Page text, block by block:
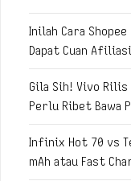
Inilah Cara
Dapat Cuan
Gila Sih! Vivo Rilis
Perlu Ribet Bawa
Infinix Hot 70 vs
mAh atau Fast